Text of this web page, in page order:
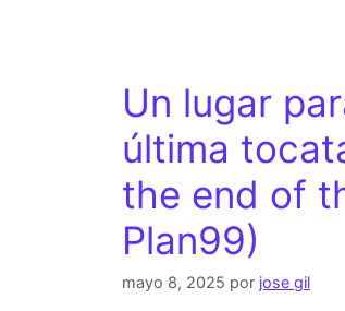
Un lugar
última
the end of
Plan99)
mayo 8, 2025 por jose gil